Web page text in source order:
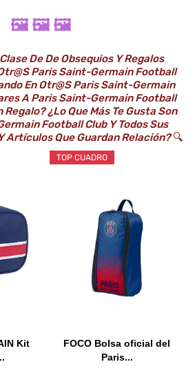
🖼️ 🖼️ 🖼️
De De Obsequios Y Regalos
Paris Saint-Germain Football
En Otr@s Paris Saint-Germain
A Paris Saint-Germain Football
¿Lo Que Más Te Gusta Son
Football Club Y Todos Sus
Artículos Que Guardan Relación?🔍
Kit
TOP CUADRO
FOCO Bolsa oficial del
Paris...